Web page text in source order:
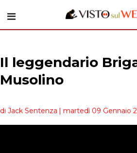
Il leggendario
Musolino
di Jack Sentenza | martedì 09 Gennaio